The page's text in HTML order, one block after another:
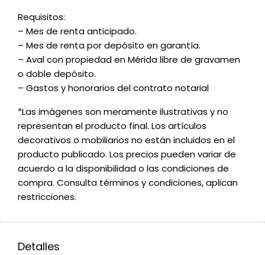
Requisitos:
– Mes de renta anticipado.
– Mes de renta por depósito en garantía.
– Aval con propiedad en Mérida libre de gravamen
o doble depósito.
– Gastos y honorarios del contrato notarial
*Las imágenes son meramente ilustrativas y no
representan el producto final. Los artículos
decorativos o mobiliarios no están incluidos en el
producto publicado. Los precios pueden variar de
acuerdo a la disponibilidad o las condiciones de
compra. Consulta términos y condiciones, aplican
restricciones.
Detalles